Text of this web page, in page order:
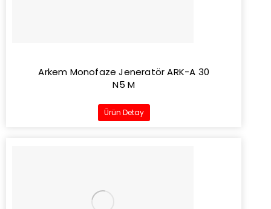
Arkem Monofaze Jeneratör ARK-A 30
N5 M
Ürün Detay